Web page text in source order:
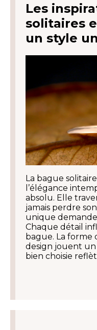
Les
solitaires
un style
La bague
l’élégance
absolu. Elle
jamais perdre
unique
Chaque détail
bague. La forme
design jouent un
bien choisie